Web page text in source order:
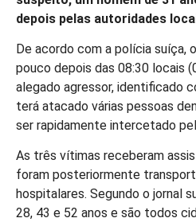
depois pelas autoridades
De acordo com a polícia suíça,
pouco depois das 08:30 locais
alegado agressor, identificado
terá atacado várias pessoas
ser rapidamente intercetado
As três vítimas receberam
foram posteriormente
hospitalares. Segundo o jornal
28, 43 e 52 anos e são todos